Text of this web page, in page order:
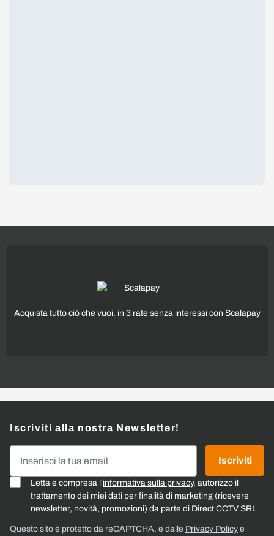
Acquista tutto ciò che vuoi, in 3 rate senza interessi con Scalapay
Iscriviti alla nostra Newsletter!
Letta e compresa l'informativa sulla privacy, autorizzo il
trattamento dei miei dati per finalità di marketing (ricevere
newsletter, novità, promozioni) da parte di Direct CCTV SRL
Iscriviti
Questo sito è protetto da reCAPTCHA, e dalle Privacy Policy e